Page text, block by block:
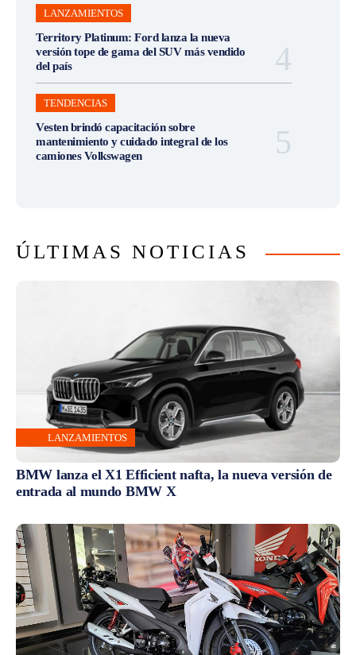
LANZAMIENTOS
Territory Platinum: Ford lanza la nueva
versión tope de gama del SUV más vendido
del país
TENDENCIAS
Vesten brindó capacitación sobre
mantenimiento y cuidado integral de los
camiones Volkswagen
ÚLTIMAS NOTICIAS
LANZAMIENTOS
BMW lanza el X1 Efficient nafta, la nueva versión de
entrada al mundo BMW X